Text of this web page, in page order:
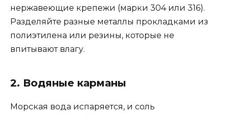
нержавеющие крепежи (марки 304 или 316).
Разделяйте разные металлы прокладками из
полиэтилена или резины, которые не
впитывают влагу.
2. Водяные карманы
Морская вода испаряется, и соль